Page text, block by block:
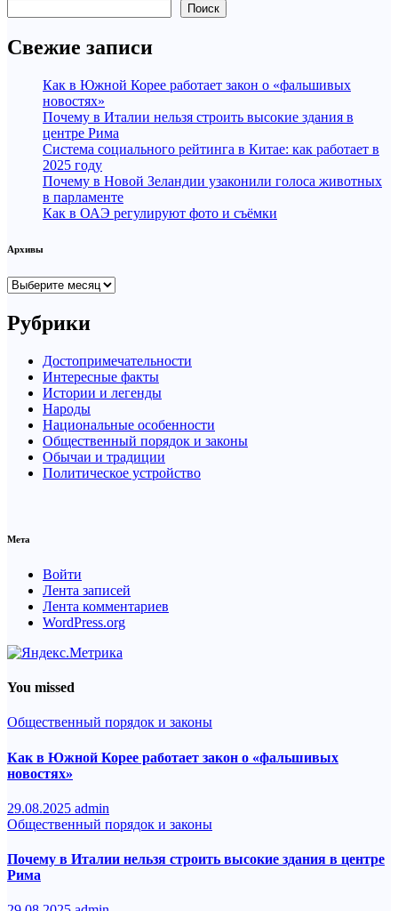
Поиск
Свежие записи
Как в Южной Корее работает закон о «фальшивых
новостях»
Почему в Италии нельзя строить высокие здания в
центре Рима
Система социального рейтинга в Китае: как работает в
2025 году
Почему в Новой Зеландии узаконили голоса животных
в парламенте
Как в ОАЭ регулируют фото и съёмки
Архивы
Архивы
Рубрики
Достопримечательности
Интересные факты
Истории и легенды
Народы
Национальные особенности
Общественный порядок и законы
Обычаи и традиции
Политическое устройство
Мета
Войти
Лента записей
Лента комментариев
WordPress.org
You missed
Общественный порядок и законы
Как в Южной Корее работает закон о «фальшивых
новостях»
29.08.2025 admin
Общественный порядок и законы
Почему в Италии нельзя строить высокие здания в центре
Рима